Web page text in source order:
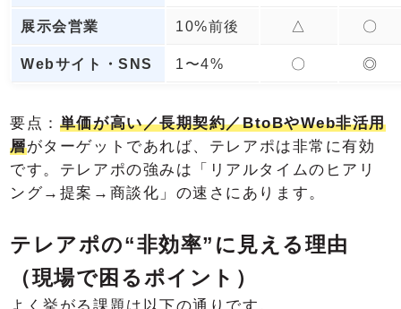
展示会営業 10%前後 △ 〇
Webサイト・SNS 1〜4% 〇 ◎
要点： 単価が高い／長期契約／BtoBやWeb非活用
層がターゲットであれば、テレアポは非常に有効
です。テレアポの強みは「リアルタイムのヒアリ
ング→提案→商談化」の速さにあります。
テレアポの“非効率”に見える理由
（現場で困るポイント）